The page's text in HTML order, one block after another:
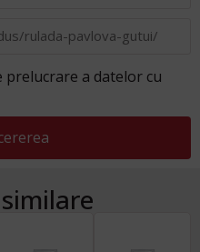
prelucrare a datelor cu